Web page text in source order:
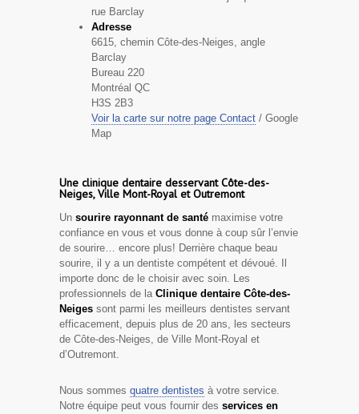
rue Barclay
Adresse
6615, chemin Côte-des-Neiges, angle
Barclay
Bureau 220
Montréal QC
H3S 2B3
Voir la carte sur notre page Contact / Google
Map
Une clinique dentaire desservant Côte-des-
Neiges, Ville Mont-Royal et Outremont
Un sourire rayonnant de santé maximise votre
confiance en vous et vous donne à coup sûr l’envie
de sourire… encore plus! Derrière chaque beau
sourire, il y a un dentiste compétent et dévoué. Il
importe donc de le choisir avec soin. Les
professionnels de la Clinique dentaire Côte-des-
Neiges sont parmi les meilleurs dentistes servant
efficacement, depuis plus de 20 ans, les secteurs
de Côte-des-Neiges, de Ville Mont-Royal et
d’Outremont.
Nous sommes quatre dentistes à votre service.
Notre équipe peut vous fournir des services en